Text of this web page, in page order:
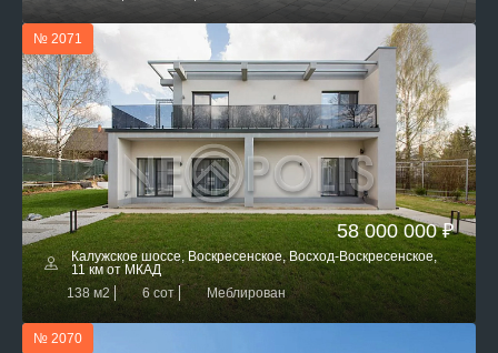
№ 2071
58 000 000 ₽
Калужское шоссе, Воскресенское, Восход-Воскресенское,
11 км от МКАД
138 м2
6 сот Меблирован
№ 2070